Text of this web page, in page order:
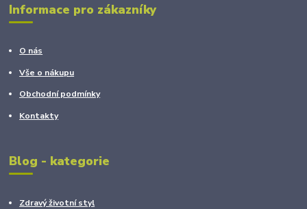
Informace pro zákazníky
O nás
Vše o nákupu
Obchodní podmínky
Kontakty
Blog - kategorie
Zdravý životní styl